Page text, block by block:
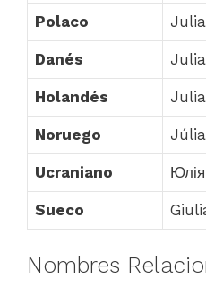
Polaco Julia
Danés Julia
Holandés Julia
Noruego Júlia
Ucraniano Юлія
Sueco
Nombres